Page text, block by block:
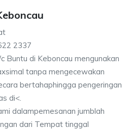
2337
Buntu di Keboncau mengunakan
tanpa mengecewakan
bertahaphingga pengeringan
di<.
dalampemesanan jumblah
dari Tempat tinggal